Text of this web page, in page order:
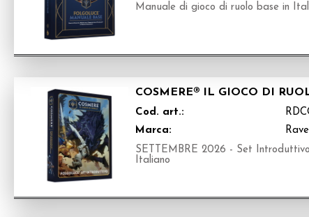
Manuale di gioco di ruolo base in
COSMERE® IL GIOCO DI
Cod. art.:
Marca:
SETTEMBRE 2026 - Set
Italiano